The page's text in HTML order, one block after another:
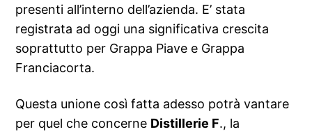
presenti all’interno dell’azienda. E’ stata
registrata ad oggi una significativa crescita
soprattutto per Grappa Piave e Grappa
Franciacorta.
Questa unione così fatta adesso potrà vantare
per quel che concerne Distillerie F., la